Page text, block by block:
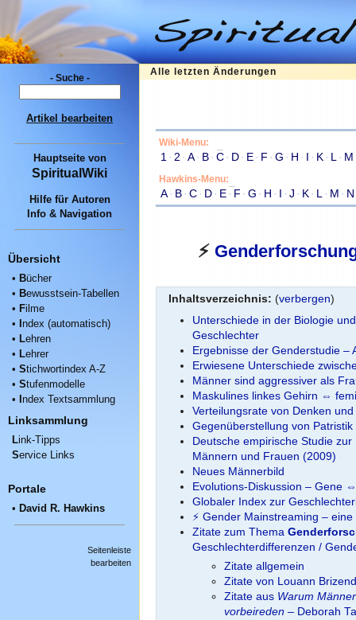
- Suche -
Artikel bearbeiten
Hauptseitevon
SpiritualWiki
Hilfe für Autoren
Info & Navigation
Übersicht
• Bücher
• Bewusstsein-Tabellen
• Filme
• ndex (automatisch)
• Lehren
• Lehrer
• Stichwortindex A-Z
• Stufenmodelle
• ndex Textsammlung
Linksammlung
Link-Tipps
Service Links
Portale
• David R. Hawkins
Seitenleiste
bearbeiten
Alle letzten Änderungen
Wiki-Menu:
1 · 2 · A· B· C· D· E· F · G · H · I · K· L · M
Hawkins-Menu:
A· B· C· D· E· F · G · H · I · J · K· L · M · N
⚡
Inhaltsverzeichnis: (verbergen)
Unterschiede in der Biologie
Geschlechter
Ergebnisse der Genderstudie –
Erwiesene Unterschiede
Männer sind aggressiver als
Maskulines linkes Gehirn ⇔
Verteilungsrate von Denken
Gegenüberstellung von
Deutsche empirische Studie
Männern und Frauen (2009)
Neues Männerbild
Evolutions-Diskussion – Gene
Globaler Index zur
⚡ Gen­der Mainstreaming –
Zitate zum Thema
Geschlechterdifferenzen /
Zitate allgemein
Zitate von Louann
Zitate aus Warum
vorbeireden – Deborah